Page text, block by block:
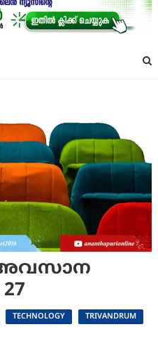
അവസാന
TECHNOLOGY TRIVANDRUM